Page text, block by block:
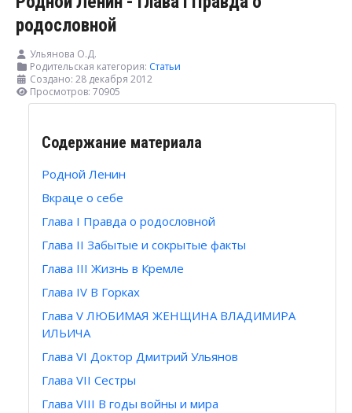
родословной
Ульянова О.Д.
Родительская категория: Статьи
Создано: 28 декабря 2012
Просмотров: 70905
Содержание материала
Родной Ленин
Вкраце о себе
Глава I Правда о родословной
Глава II Забытые и сокрытые факты
Глава III Жизнь в Кремле
Глава IV В Горках
Глава V ЛЮБИМАЯ ЖЕНЩИНА ВЛАДИМИРА
ИЛЬИЧА
Глава VI Доктор Дмитрий Ульянов
Глава VII Сестры
Глава VIII В годы войны и мира